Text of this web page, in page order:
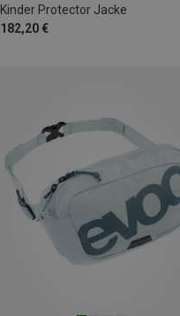
Kinder Protector Jacke
182,20 €